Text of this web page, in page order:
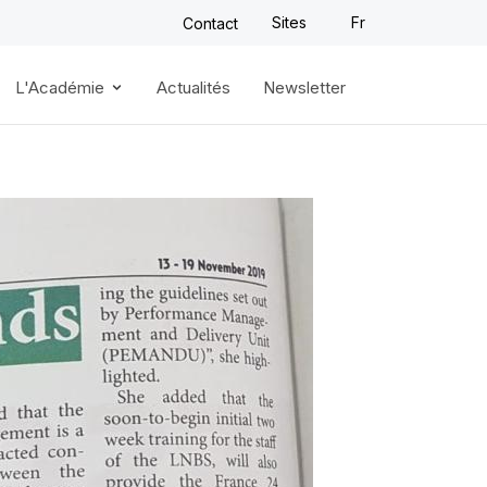
Contact Sites Fr
L'Académie Actualités Newsletter